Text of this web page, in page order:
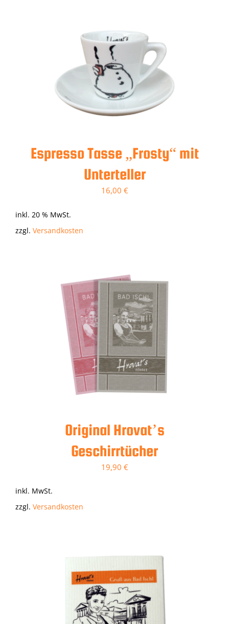
Espresso Tasse „Frosty“ mit
Unterteller
16,00 €
inkl. 20 % MwSt.
zzgl. Versandkosten
Original Hrovat’s
Geschirrtücher
19,90 €
inkl. MwSt.
zzgl. Versandkosten